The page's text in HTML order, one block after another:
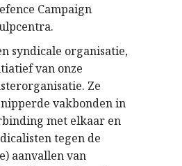
Campaign
syndicale organisatie,
van onze
Ze
vakbonden in
met elkaar en
tegen de
aanvallen van